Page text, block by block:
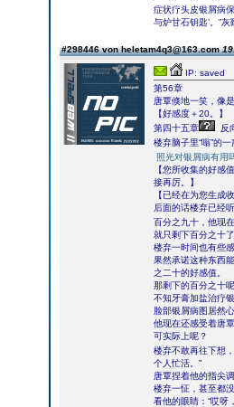
症状疗头皮银屑病
与炉甘石钥匙’。”
#298446 von heletam4q3@163.com
IP: saved
第56章
唐覃倏地一笑，像
【好感度＋20。】
第四十五章
反
楼弃脑子里“嗡”的一
照光对银屑病有用
【您所收集的好感
接再厉。】
【已经在为您生成
后面的话楼弃已经
百分之九十，他现
就只剩下百分之十
楼弃一时间也有些
果然承诺这种东西
之二十的好感值。
那剩下的百分之十
不知牙膏加盐治疗
脸部银屑病图居然
他现在还感受着唐
可实际上呢？
楼弃不敢再往下想
个人忙活。”
唐覃捏着他的指尖
楼弃一怔，甚至都
看他的眼睛：“哎呀